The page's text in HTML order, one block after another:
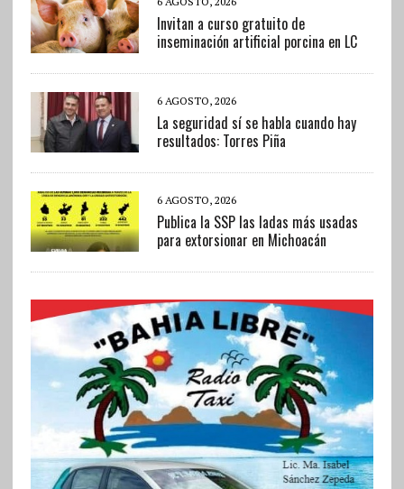
Invitan a curso gratuito de
inseminación artificial porcina en LC
6 AGOSTO, 2026
La seguridad sí se habla cuando hay
resultados: Torres Piña
6 AGOSTO, 2026
Publica la SSP las ladas más usadas
para extorsionar en Michoacán